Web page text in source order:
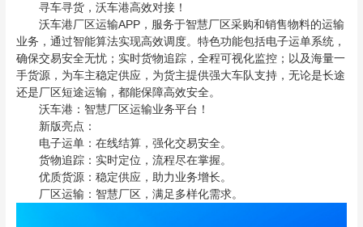
寻车寻货，沃车港高效对接！
沃车港厂区运输APP，服务于智慧厂区采购和销售物料的运输
业务，通过智能算法实现高效调度。特色功能包括电子运单系统，
确保交易安全无忧；实时货物追踪，全程可视化监控；以及海量一
手货源，为车主稳定供应，为货主提供强大车队支持，无论是长途
还是厂区短途运输，都能保障高效安全。
沃车港：智慧厂区运输业务平台！
新版亮点：
电子运单：在线结算，强化交易安全。
货物追踪：实时定位，流程尽在掌握。
优质货源：稳定供应，助力业务增长。
厂区运输：智慧厂区，满足多样化需求。